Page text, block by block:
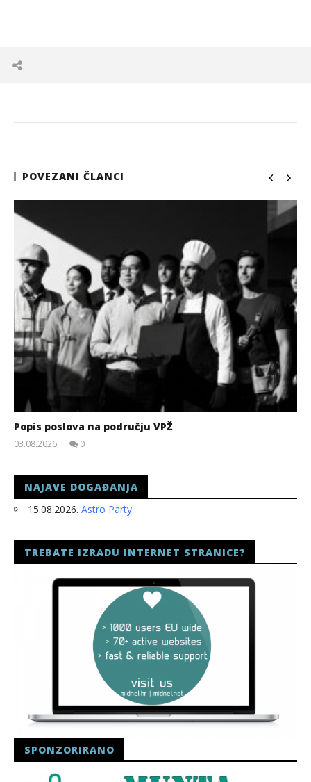
POVEZANI ČLANCI
Popis poslova na području VPŽ
03.08.2026.
0
NAJAVE DOGAĐANJA
15.08.2026. Astro Party
TREBATE IZRADU INTERNET STRANICE?
SPONZORIRANO